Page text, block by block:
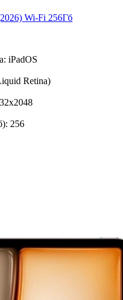
Wi-Fi 256Гб
iPadOS
Retina)
256